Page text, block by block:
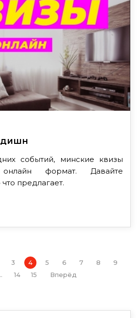
событий, минские квизы
формат. Давайте
что предлагает.
3 4 5 6 7 8
9
14 15 Вперёд